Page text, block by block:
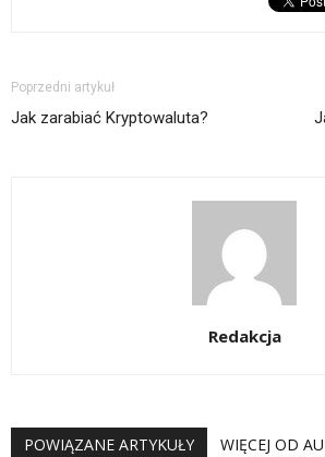
Poprzedni artykuł
Jak zarabiać Kryptowaluta?
Redakcja
POWIĄZANE ARTYKUŁY WIĘCEJ OD